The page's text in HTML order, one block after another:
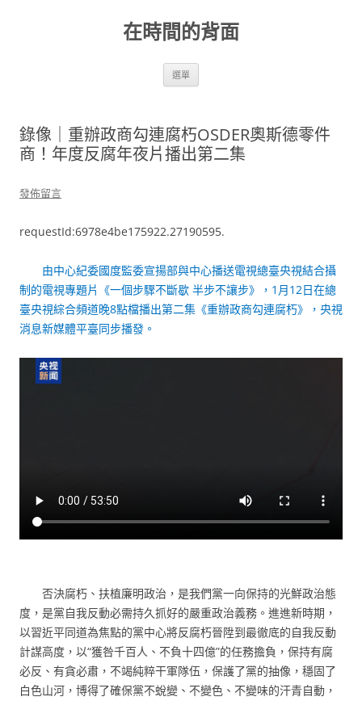
在時間的背面
選單
錄像｜重辦政商勾連腐朽OSDER奧斯德零件
商！年度反腐年夜片播出第二集
發佈留言
requestId:6978e4be175922.27190595.
由中心紀委國度監委宣揚部與中心播送電視總臺央視結合攝
制的電視專題片《一個步驟不斷歇 半步不讓步》，1月12日在總
臺央視綜合頻道晚8點檔播出第二集《重辦政商勾連腐朽》，央視
消息新媒體平臺同步播發。
否決腐朽、扶植廉明政治，是我們黨一向保持的光鮮政治態
度，是黨自我反動必需持久抓好的嚴重政治義務。進進新時期，
以習近平同道為焦點的黨中心將反腐朽晉陞到最徹底的自我反動
計謀高度，以“獲咎千百人、不負十四億”的任務擔負，保持有腐
必反、有貪必肅，不竭純粹干軍隊伍，保護了黨的抽像，穩固了
白色山河，博得了確保黨不蛻變、不變色、不變味的汗青自動，